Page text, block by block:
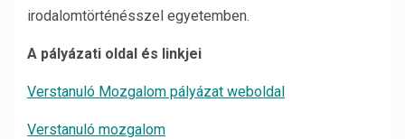
irodalomtörténésszel egyetemben.
A pályázati oldal és linkjei
Verstanuló Mozgalom pályázat weboldal
Verstanuló mozgalom